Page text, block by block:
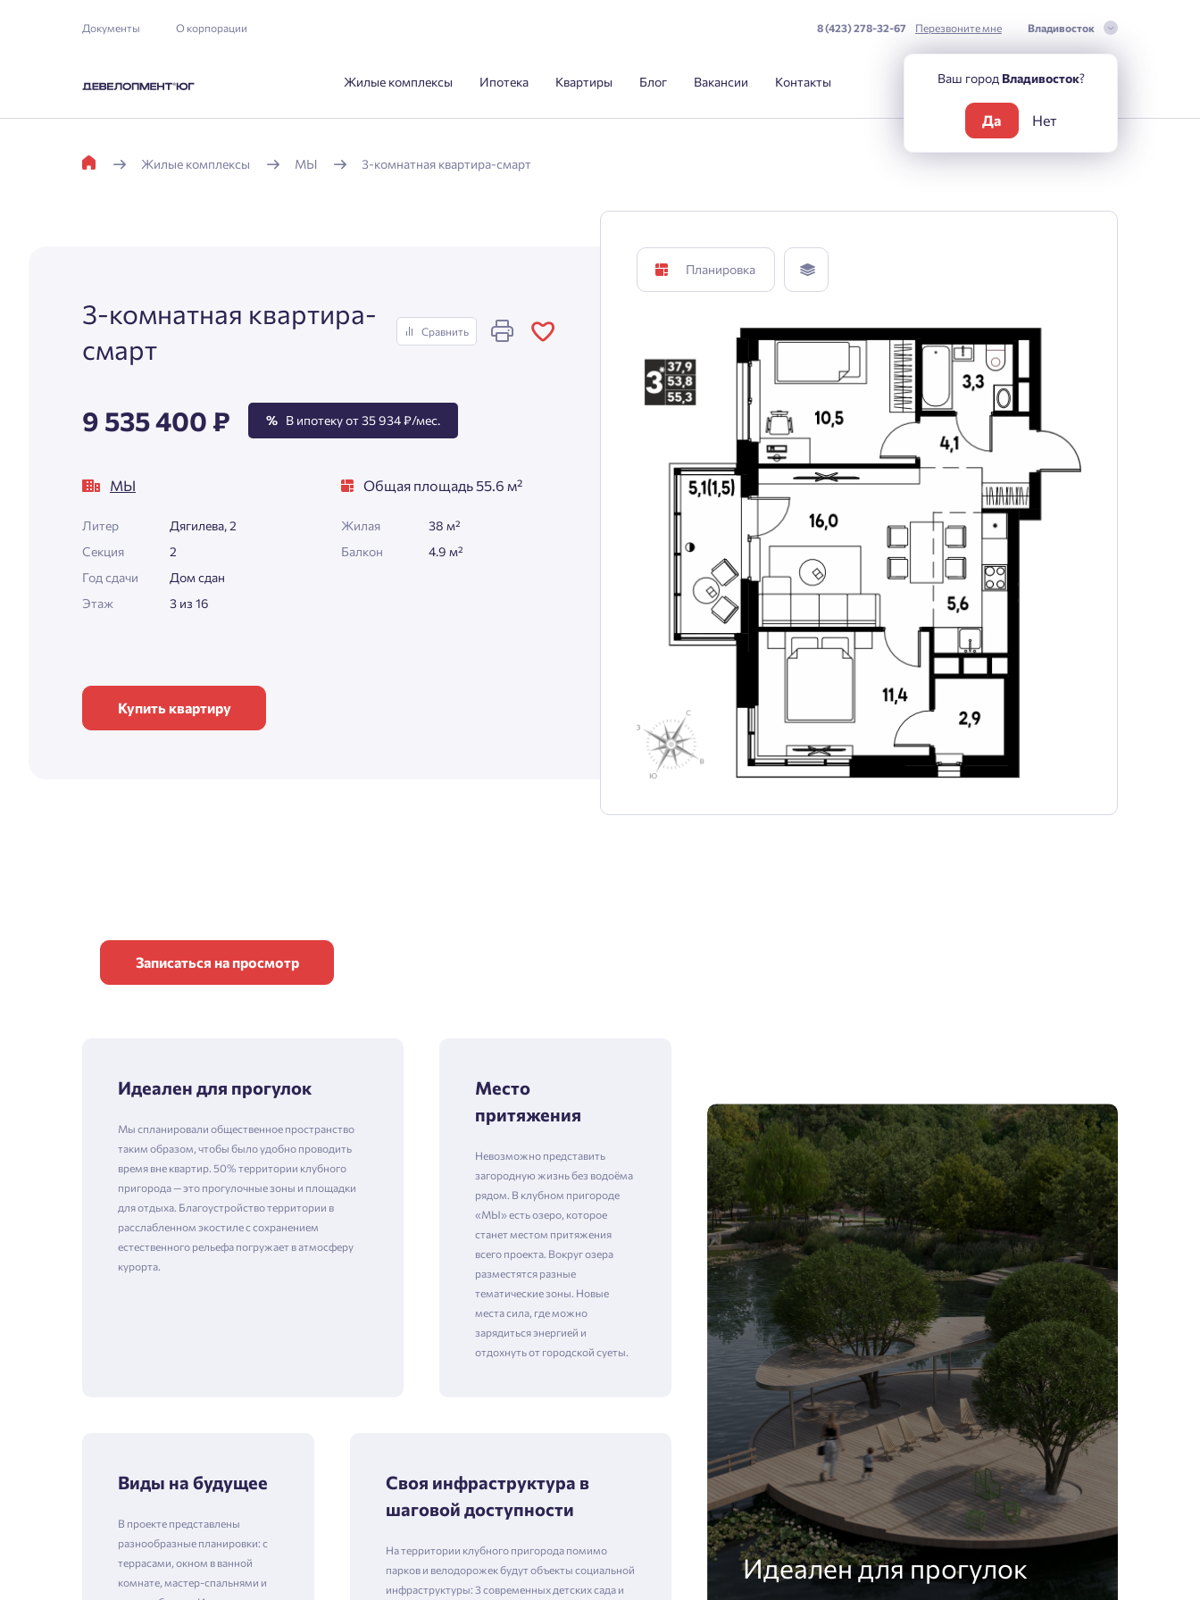
Документы О корпорации 8 (423) 278-32-67 Перезвоните мне Владивосток
Жилые комплексы Ипотека Квартиры Блог Вакансии Контакты
Жилые комплексы МЫ 3-комнатная квартира-смарт
3-комнатная квартира-
смарт
Сравнить
9 535 400 ₽ % В ипотеку от 35 934 ₽/мес.
МЫ
Литер
Дягилева, 2
Секция
2
Год сдачи
Дом сдан
Этаж
3 из 16
Общая площадь 55.6 м²
Жилая
38 м²
Балкон
4.9 м²
Купить квартиру
Планировка
Записаться на просмотр
Идеален для прогулок
Мы спланировали общественное пространство
таким образом, чтобы было удобно проводить
время вне квартир. 50% территории клубного
пригорода — это прогулочные зоны и площадки
для отдыха. Благоустройство территории в
расслабленном экостиле с сохранением
естественного рельефа погружает в атмосферу
курорта.
Место
притяжения
Невозможно представить
загородную жизнь без водоёма
рядом. В клубном пригороде
«МЫ» есть озеро, которое
станет местом притяжения
всего проекта. Вокруг озера
разместятся разные
тематические зоны. Новые
места сила, где можно
зарядиться энергией и
отдохнуть от городской суеты.
Виды на будущее
В проекте представлены
разнообразные планировки: с
террасами, окном в ванной
комнате, мастер-спальнями и
Своя инфраструктура в
шаговой доступности
На территории клубного пригорода помимо
парков и велодорожек будут объекты социальной
инфраструктуры: 3 современных детских сада и
Идеален для прогулок
Ваш город Владивосток?
Да Нет